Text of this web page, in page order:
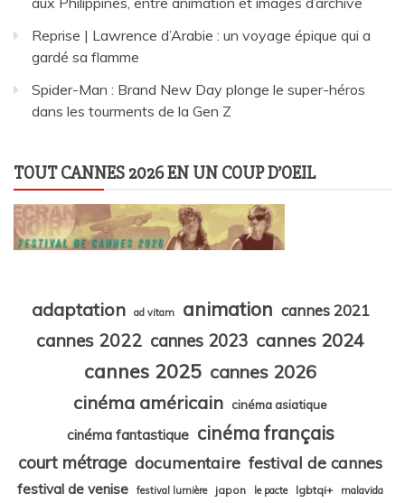
Reprise | Lawrence d’Arabie : un voyage épique qui a
gardé sa flamme
Spider-Man : Brand New Day plonge le super-héros
dans les tourments de la Gen Z
TOUT CANNES 2026 EN UN COUP D’OEIL
adaptation ad vitam animation cannes 2021
cannes 2022 cannes 2023 cannes 2024
cannes 2025 cannes 2026
cinéma américain
cinéma asiatique
cinéma fantastique cinéma français
court métrage documentaire festival de cannes
festival de venise festival lumière japon le pacte lgbtqi+ malavida